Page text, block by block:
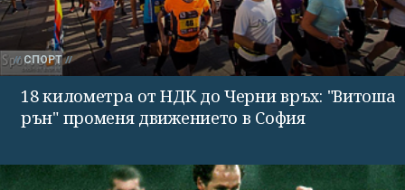
СПОРТ
18 километра от НДК до Черни връх: "Витоша
рън" променя движението в София